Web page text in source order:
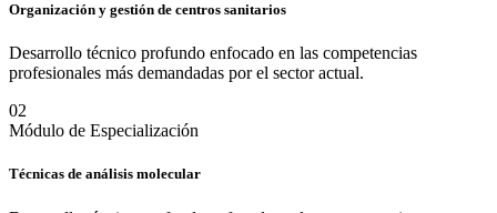
Organización y gestión de centros sanitarios
Desarrollo técnico profundo enfocado en las competencias
profesionales más demandadas por el sector actual.
02
Módulo de Especialización
Técnicas de análisis molecular